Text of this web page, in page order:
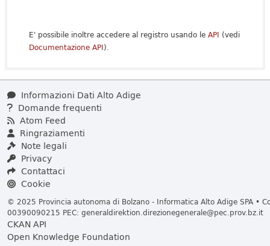
E' possibile inoltre accedere al registro usando le API (vedi
Documentazione API).
Informazioni Dati Alto Adige
Domande frequenti
Atom Feed
Ringraziamenti
Note legali
Privacy
Contattaci
Cookie
© 2025 Provincia autonoma di Bolzano - Informatica Alto Adige SPA •
00390090215 PEC: generaldirektion.direzionegenerale@pec.prov.bz.it
CKAN API
Open Knowledge Foundation